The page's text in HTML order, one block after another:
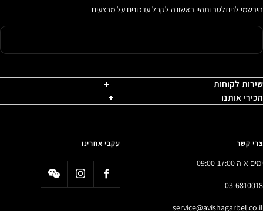
הירשמי לניוזלטר ותהיי ראשונה לקבל עדכונים על מבצעים
שירות לקוחות
הכירי אותנו
צרי קשר
ימים א-ה 09:00-17:00
03-6810018
service@avishagarbel.co.il
עקבי אחרינו